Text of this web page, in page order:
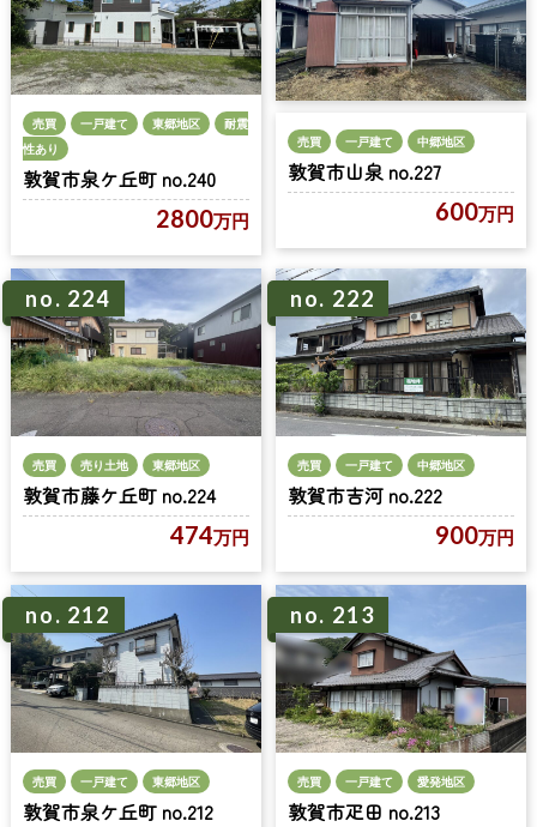
売買 一戸建て 東郷地区
耐震
性あり
敦賀市泉ケ丘町 no.240
2800万円
売買 一戸建て 中郷地区
敦賀市山泉 no.227
600万円
no. 224
売買 売り土地 東郷地区
敦賀市藤ケ丘町 no.224
474万円
no. 222
売買 一戸建て 中郷地区
敦賀市吉河 no.222
900万円
no. 212
売買 一戸建て 東郷地区
敦賀市泉ケ丘町 no.212
no. 213
売買 一戸建て 愛発地区
敦賀市疋田 no.213